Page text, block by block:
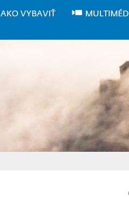
AKO VYBAVIŤ